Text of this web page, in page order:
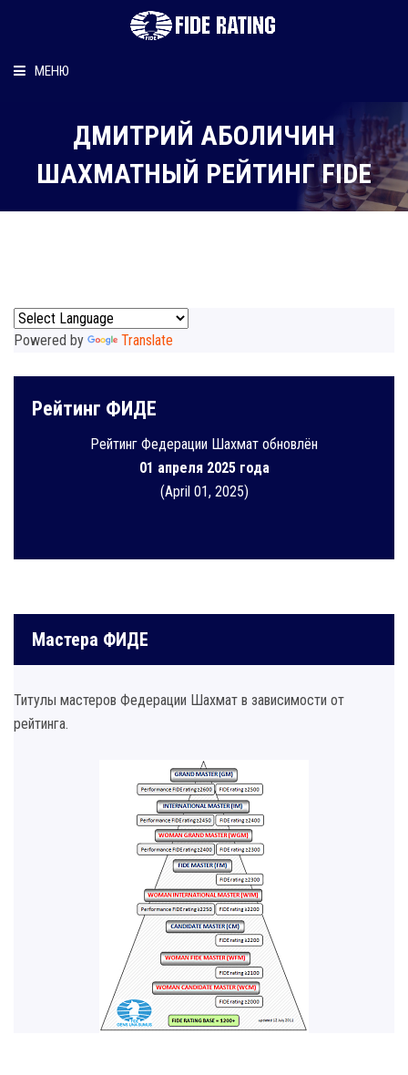
МЕНЮ
Рейтинг шахматиста
Персональный информер
ДМИТРИЙ АБОЛИЧИН
ШАХМАТНЫЙ РЕЙТИНГ FIDE
Powered by Translate
Рейтинг ФИДЕ
Рейтинг Федерации Шахмат обновлён
01 апреля 2025 года
(April 01, 2025)
Мастера ФИДЕ
Титулы мастеров Федерации Шахмат в зависимости от
рейтинга.